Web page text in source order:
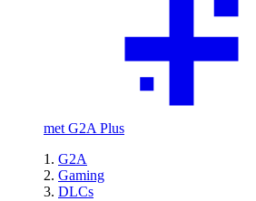
met G2A Plus
G2A
Gaming
DLCs